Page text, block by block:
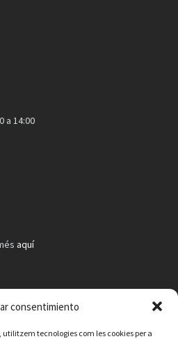
consentimiento
utilitzem tecnologies com les cookies per a
a 14:00
aquí